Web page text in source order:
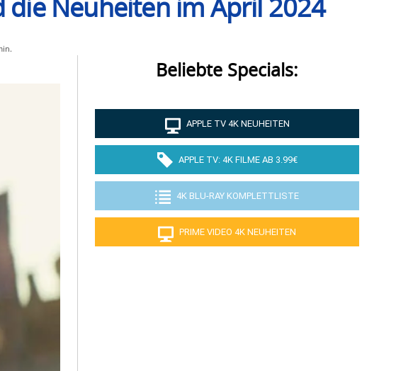
die Neuheiten im April 2024
Beliebte Specials:
APPLE TV 4K NEUHEITEN
APPLE TV: 4K FILME AB 3.99€
4K BLU-RAY KOMPLETTLISTE
PRIME VIDEO 4K NEUHEITEN